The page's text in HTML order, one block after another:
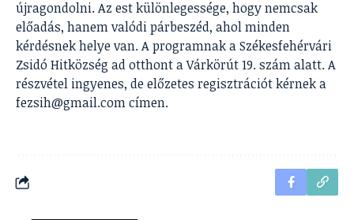
újragondolni. Az est különlegessége, hogy nemcsak
előadás, hanem valódi párbeszéd, ahol minden
kérdésnek helye van. A programnak a Székesfehérvári
Zsidó Hitközség ad otthont a Várkörút 19. szám alatt. A
részvétel ingyenes, de előzetes regisztrációt kérnek a
fezsih@gmail.com címen.